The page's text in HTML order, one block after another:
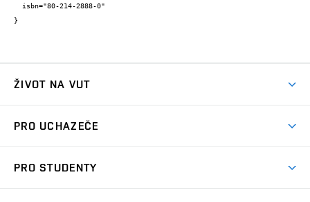
}
ŽIVOT NA VUT
Koleje
PRO UCHAZEČE
PRO STUDENTY